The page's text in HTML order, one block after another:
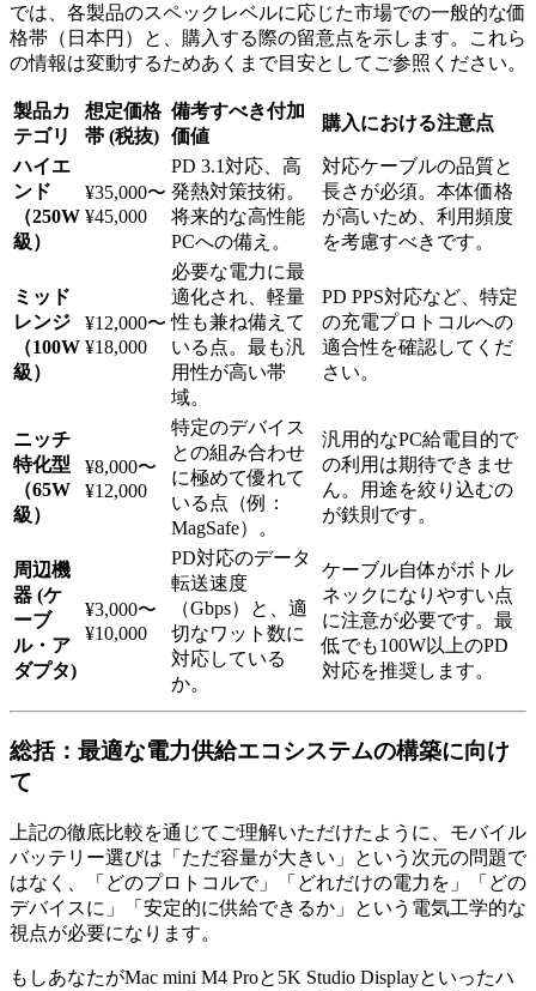
では、各製品のスペックレベルに応じた市場での一般的な価
格帯（日本円）と、購入する際の留意点を示します。これら
の情報は変動するためあくまで目安としてご参照ください。
製品カ
テゴリ
想定価格
帯 (税抜)
備考すべき付加
価値
購入における注意点
ハイエ
ンド
（250W
級）
¥35,000〜
¥45,000
PD 3.1対応、高
発熱対策技術。
将来的な高性能
PCへの備え。
対応ケーブルの品質と
長さが必須。本体価格
が高いため、利用頻度
を考慮すべきです。
ミッド
レンジ
（100W
級）
¥12,000〜
¥18,000
必要な電力に最
適化され、軽量
性も兼ね備えて
いる点。最も汎
用性が高い帯
域。
PD PPS対応など、特定
の充電プロトコルへの
適合性を確認してくだ
さい。
ニッチ
特化型
（65W
級）
¥8,000〜
¥12,000
特定のデバイス
との組み合わせ
に極めて優れて
いる点（例：
MagSafe）。
汎用的なPC給電目的で
の利用は期待できませ
ん。用途を絞り込むの
が鉄則です。
周辺機
器 (ケ
ーブ
ル・ア
ダプタ)
¥3,000〜
¥10,000
PD対応のデータ
転送速度
（Gbps）と、適
切なワット数に
対応している
か。
ケーブル自体がボトル
ネックになりやすい点
に注意が必要です。最
低でも100W以上のPD
対応を推奨します。
総括：最適な電力供給エコシステムの構築に向け
て
上記の徹底比較を通じてご理解いただけたように、モバイル
バッテリー選びは「ただ容量が大きい」という次元の問題で
はなく、「どのプロトコルで」「どれだけの電力を」「どの
デバイスに」「安定的に供給できるか」という電気工学的な
視点が必要になります。
もしあなたがMac mini M4 Proと5K Studio Displayといったハ